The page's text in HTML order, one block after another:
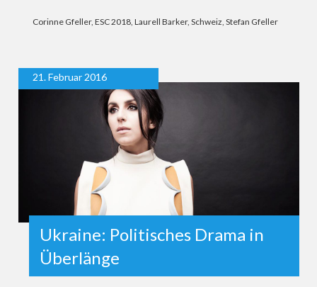
Corinne Gfeller, ESC 2018, Laurell Barker, Schweiz Stefan Gfeller
21. Februar 2016
Ukraine: Politisches Drama in
Überlänge